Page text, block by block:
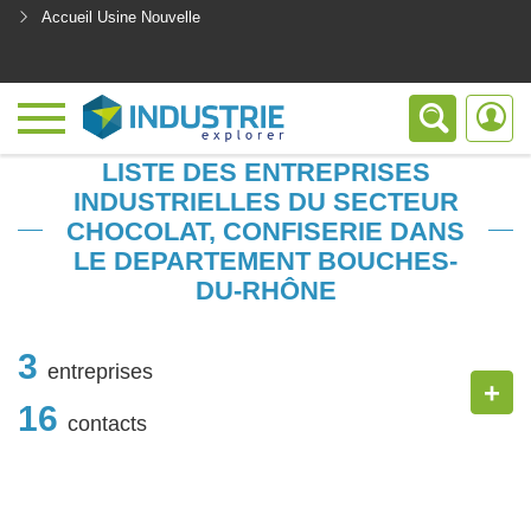
Accueil Usine Nouvelle
LISTE DES ENTREPRISES
INDUSTRIELLES DU SECTEUR
CHOCOLAT, CONFISERIE DANS
LE DEPARTEMENT BOUCHES-
DU-RHÔNE
3 entreprises
16 contacts
+